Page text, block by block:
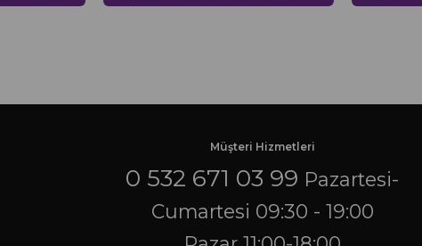
Müşteri Hizmetleri
0 532 671 03 99 Pazartesi-
Cumartesi 09:30 - 19:00